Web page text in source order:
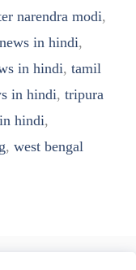
narendra modi,
in hindi,
in hindi, tamil
in hindi, tripura
hindi,
, west bengal